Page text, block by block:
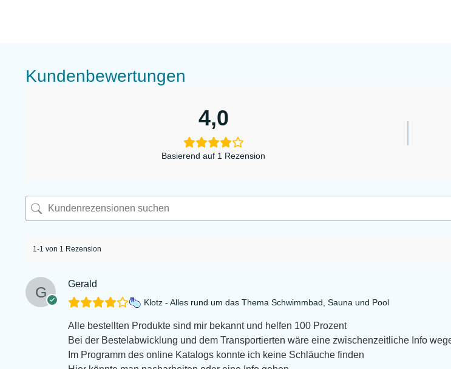
Kundenbewertungen
4,0
Basierend auf 1 Rezension
1-1 von 1 Rezension
Gerald
Klotz - Alles rund um das Thema Schwimmbad, Sauna und Pool
Alle bestellten Produkte sind mir bekannt und helfen 100 Prozent
Bei der Bestelabwicklung und dem Transportierten wäre eine zwischenzeitliche Info
Im Programm des online Katalogs konnte ich keine Schläuche finden